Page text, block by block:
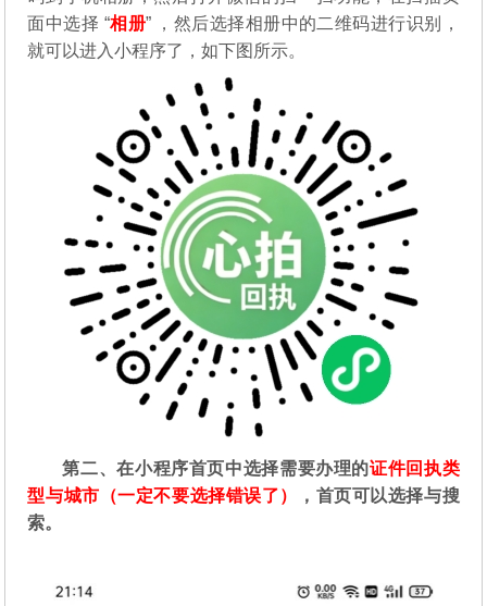
面中选择 “相册” ，然后选择相册中的二维码进行识别，
就可以进入小程序了，如下图所示。
第二、在小程序首页中选择需要办理的证件回执类
型与城市（一定不要选择错误了）
，首页可以选择与搜
索。